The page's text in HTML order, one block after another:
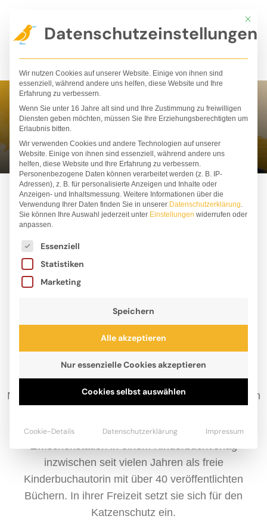
Inhalt
springen
Michaela Hanauer
Michaela Hanauer tauschte nach ihrem Jura-Studium
Geschichten ein und arbeitet nach einer
Zwischenstation in einem Kinderbuchverlag
inzwischen seit vielen Jahren als freie
Kinderbuchautorin mit über 40 veröffentlichten
Büchern. In ihrer Freizeit setzt sie sich für den
Katzenschutz ein.
Mit
Datenschutzeinstellungen
Wir nutzen Cookies auf unserer Website. Einige von ihnen sind
essenziell, während andere uns helfen, diese Website und Ihre
Erfahrung zu verbessern.
Wenn Sie unter 16 Jahre alt sind und Ihre Zustimmung zu freiwilligen
Diensten geben möchten, müssen Sie Ihre Erziehungsberechtigten um
Erlaubnis bitten.
Wir verwenden Cookies und andere Technologien auf unserer
Website. Einige von ihnen sind essenziell, während andere uns
helfen, diese Website und Ihre Erfahrung zu verbessern.
Personenbezogene Daten können verarbeitet werden (z. B. IP-
Adressen), z. B. für personalisierte Anzeigen und Inhalte oder
Anzeigen- und Inhaltsmessung. Weitere Informationen über die
Verwendung Ihrer Daten finden Sie in unserer Datenschutzerklärung.
Sie können Ihre Auswahl jederzeit unter Einstellungen widerrufen oder
anpassen.
Es folgt eine Liste der Service-Gruppen, für die
Essenziell
Statistiken
Marketing
Speichern
Alle akzeptieren
Nur essenzielle Cookies akzeptieren
Cookies selbst auswählen
Cookie-Details Datenschutzerklärung Impressum